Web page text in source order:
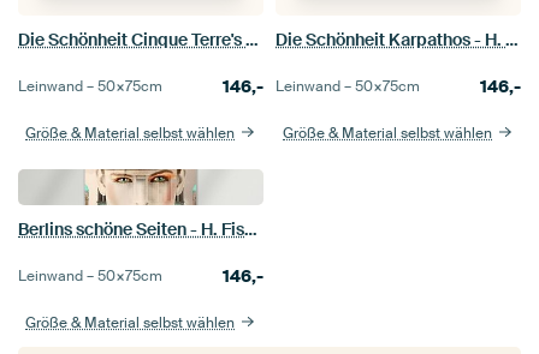
Die Schönheit Cinque Terre's - H. Fischer
Leinwand –50×75cm 146,-
Größe & Material selbst wählen
Die Schönheit Karpathos - H. Fischer
Leinwand –50×75cm 146,-
Größe & Material selbst wählen
Berlins schöne Seiten - H. Fischer
Leinwand –50×75cm 146,-
Größe & Material selbst wählen